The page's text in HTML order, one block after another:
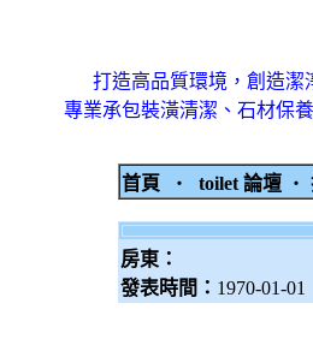
打造高品質環境，創造潔
專業承包裝潢清潔、石材保
首頁 ‧ toilet 論壇 ‧
房東：
發表時間： 1970-01-01